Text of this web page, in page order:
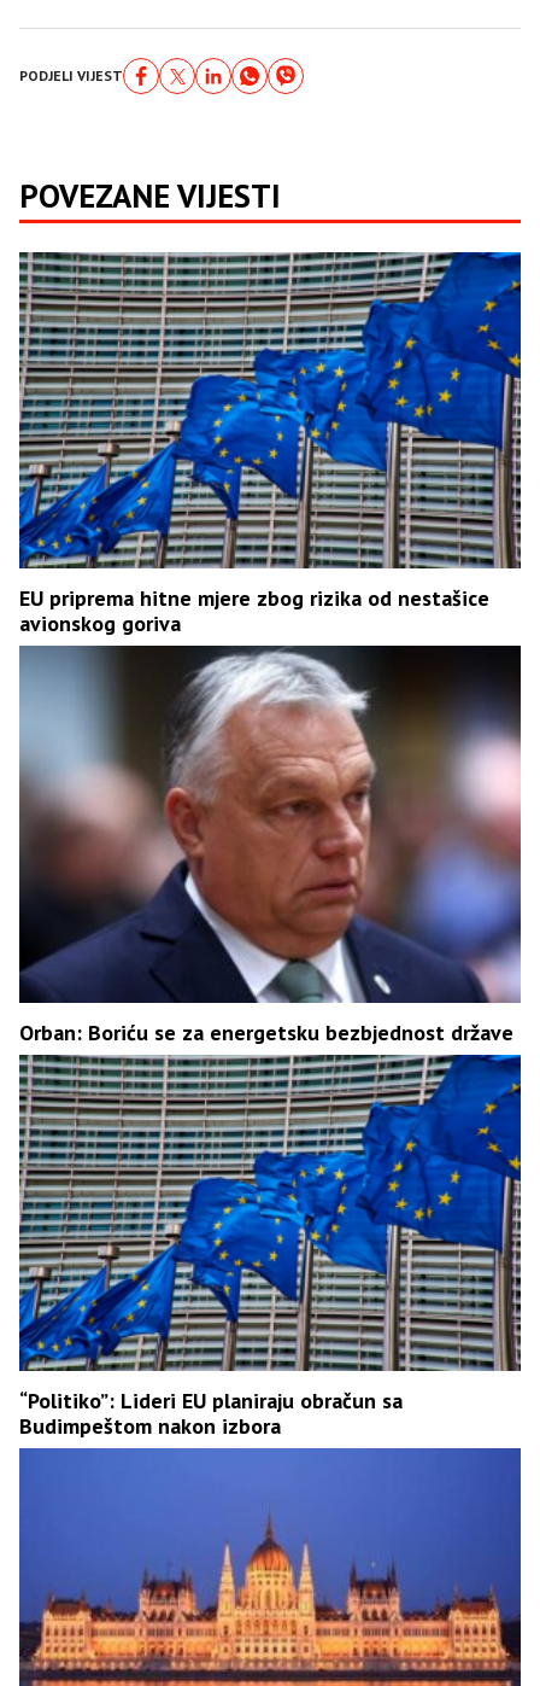
PODJELI VIJEST
POVEZANE VIJESTI
EU priprema hitne mjere zbog rizika od nestašice
avionskog goriva
Orban: Boriću se za energetsku bezbjednost države
“Politiko”: Lideri EU planiraju obračun sa
Budimpeštom nakon izbora